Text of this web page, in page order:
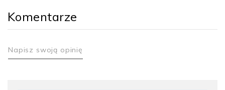
Komentarze
Napisz swoją opinię